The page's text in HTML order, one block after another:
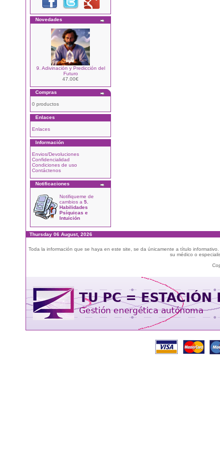
Novedades
9. Adivinación y Predicción del
Futuro
47.00€
Compras
0 productos
Enlaces
Enlaces
Información
Envios/Devoluciones
Confidencialidad
Condiciones de uso
Contáctenos
Notificaciones
Notifiqueme de
cambios a 5.
Habilidades
Psíquicas e
Intuición
Thursday 06 August, 2026
Toda la información que se haya en este site, se da únicamente a título
su médico o